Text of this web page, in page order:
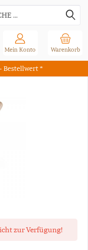
Bestellwert *
Warenkorb
Mein Konto
zur Verfügung!